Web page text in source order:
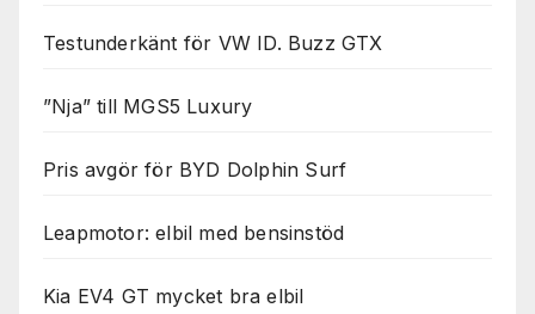
Testunderkänt för VW ID. Buzz GTX
”Nja” till MGS5 Luxury
Pris avgör för BYD Dolphin Surf
Leapmotor: elbil med bensinstöd
Kia EV4 GT mycket bra elbil